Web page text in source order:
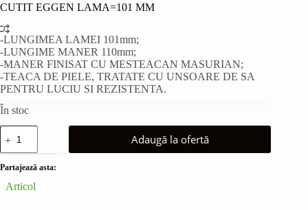
CUTIT EGGEN LAMA=101 MM
-LUNGIMEA LAMEI 101mm;
-LUNGIME MANER 110mm;
-MANER FINISAT CU MESTEACAN MASURIAN;
-TEACA DE PIELE, TRATATE CU UNSOARE DE SA
PENTRU LUCIU SI REZISTENTA.
În stoc
Cantitate
CUTIT
EGGEN
LAMA=101
Adaugă la ofertă
Partajează asta:
Articol